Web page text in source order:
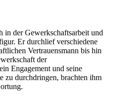
in der Gewerkschaftsarbeit und
Er durchlief verschiedene
Vertrauensmann bis hin
der
Engagement und seine
zu durchdringen, brachten ihm